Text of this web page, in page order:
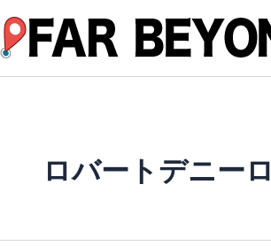
容
を
ス
ロバートデニーロ